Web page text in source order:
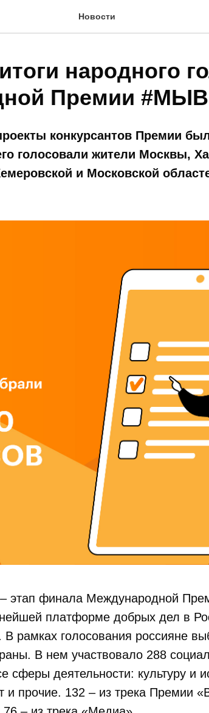
Новости
народного
Премии
конкурсантов Премии
голосовали жители Москвы,
и Московской
– этап финала Международной
платформе добрых дел в
В рамках голосования россияне
В нем участвовало 288
сферы деятельности: культуру и
и прочие. 132 – из трека Премии